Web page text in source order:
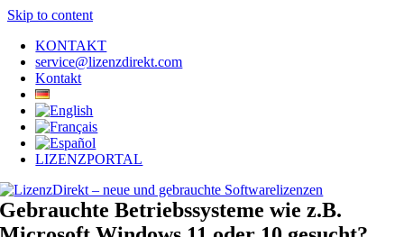
Skip to content
KONTAKT
service@lizenzdirekt.com
Kontakt
LIZENZPORTAL
Gebrauchte Betriebssysteme wie z.B.